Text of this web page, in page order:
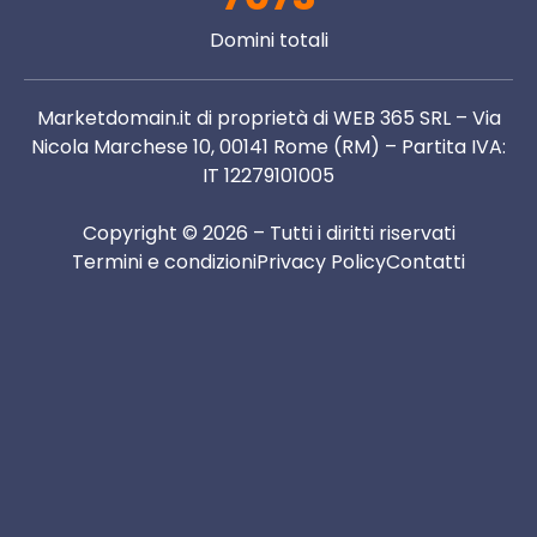
Domini totali
Marketdomain.it di proprietà di WEB 365 SRL – Via
Nicola Marchese 10, 00141 Rome (RM) – Partita IVA:
IT 12279101005
Copyright © 2026 – Tutti i diritti riservati
Termini e condizioniPrivacy PolicyContatti